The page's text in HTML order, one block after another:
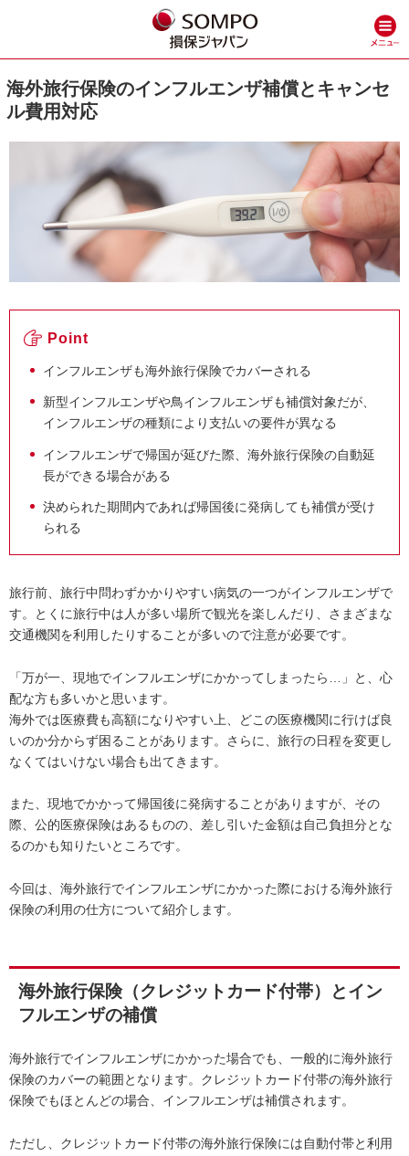
海外旅行保険のインフルエンザ補償とキャンセ
ル費用対応
Point
インフルエンザも海外旅行保険でカバーされる
新型インフルエンザや鳥インフルエンザも補償対象だが、
インフルエンザの種類により支払いの要件が異なる
インフルエンザで帰国が延びた際、海外旅行保険の自動延
長ができる場合がある
決められた期間内であれば帰国後に発病しても補償が受け
られる
旅行前、旅行中問わずかかりやすい病気の一つがインフルエンザで
す。とくに旅行中は人が多い場所で観光を楽しんだり、さまざまな
交通機関を利用したりすることが多いので注意が必要です。
「万が一、現地でインフルエンザにかかってしまったら…」と、心
配な方も多いかと思います。
海外では医療費も高額になりやすい上、どこの医療機関に行けば良
いのか分からず困ることがあります。さらに、旅行の日程を変更し
なくてはいけない場合も出てきます。
また、現地でかかって帰国後に発病することがありますが、その
際、公的医療保険はあるものの、差し引いた金額は自己負担分とな
るのかも知りたいところです。
今回は、海外旅行でインフルエンザにかかった際における海外旅行
保険の利用の仕方について紹介します。
海外旅行保険（クレジットカード付帯）とイン
フルエンザの補償
海外旅行でインフルエンザにかかった場合でも、一般的に海外旅行
保険のカバーの範囲となります。クレジットカード付帯の海外旅行
保険でもほとんどの場合、インフルエンザは補償されます。
ただし、クレジットカード付帯の海外旅行保険には自動付帯と利用